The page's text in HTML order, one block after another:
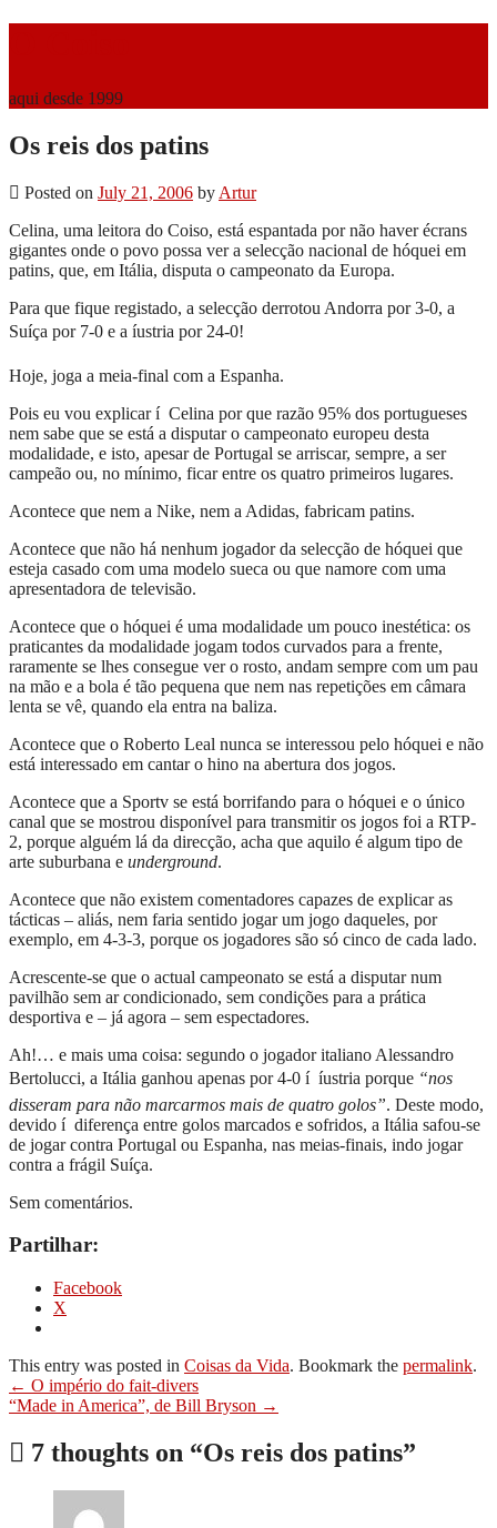
aqui desde 1999
Os reis dos patins
Posted on July 21, 2006 by Artur
Celina, uma leitora do Coiso, está espantada por não haver écrans
gigantes onde o povo possa ver a selecção nacional de hóquei em
patins, que, em Itália, disputa o campeonato da Europa.
Para que fique registado, a selecção derrotou Andorra por 3-0, a
Suíça por 7-0 e a íustria por 24-0!
Hoje, joga a meia-final com a Espanha.
Pois eu vou explicar í Celina por que razão 95% dos portugueses
nem sabe que se está a disputar o campeonato europeu desta
modalidade, e isto, apesar de Portugal se arriscar, sempre, a ser
campeão ou, no mínimo, ficar entre os quatro primeiros lugares.
Acontece que nem a Nike, nem a Adidas, fabricam patins.
Acontece que não há nenhum jogador da selecção de hóquei que
esteja casado com uma modelo sueca ou que namore com uma
apresentadora de televisão.
Acontece que o hóquei é uma modalidade um pouco inestética: os
praticantes da modalidade jogam todos curvados para a frente,
raramente se lhes consegue ver o rosto, andam sempre com um pau
na mão e a bola é tão pequena que nem nas repetições em câmara
lenta se vê, quando ela entra na baliza.
Acontece que o Roberto Leal nunca se interessou pelo hóquei e não
está interessado em cantar o hino na abertura dos jogos.
Acontece que a Sportv se está borrifando para o hóquei e o único
canal que se mostrou disponível para transmitir os jogos foi a RTP-
2, porque alguém lá da direcção, acha que aquilo é algum tipo de
arte suburbana e underground.
Acontece que não existem comentadores capazes de explicar as
tácticas – aliás, nem faria sentido jogar um jogo daqueles, por
exemplo, em 4-3-3, porque os jogadores são só cinco de cada lado.
Acrescente-se que o actual campeonato se está a disputar num
pavilhão sem ar condicionado, sem condições para a prática
desportiva e – já agora – sem espectadores.
Ah!… e mais uma coisa: segundo o jogador italiano Alessandro
Bertolucci, a Itália ganhou apenas por 4-0 í íustria porque “nos
disseram para não marcarmos mais de quatro golos”. Deste modo,
devido í diferença entre golos marcados e sofridos, a Itália safou-se
de jogar contra Portugal ou Espanha, nas meias-finais, indo jogar
contra a frágil Suíça.
Sem comentários.
Partilhar:
Facebook
X
This entry was posted in Coisas da Vida. Bookmark the permalink.
Post
navigation
← O império do fait-divers
“Made in America”, de Bill Bryson →
7 thoughts on “Os reis dos patins”